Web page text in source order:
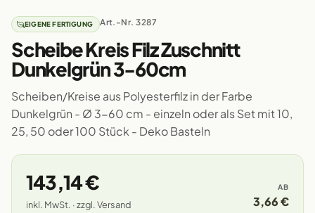
EIGENE FERTIGUNG Art.-Nr. 3287
Scheibe Kreis Filz Zuschnitt
Dunkelgrün 3-60cm
Scheiben/Kreise aus Polyesterfilz in der Farbe
Dunkelgrün - Ø 3-60 cm - einzeln oder als Set mit 10,
25, 50 oder 100 Stück - Deko Basteln
143,14 €
inkl. MwSt. · zzgl. Versand
AB
3,66 €